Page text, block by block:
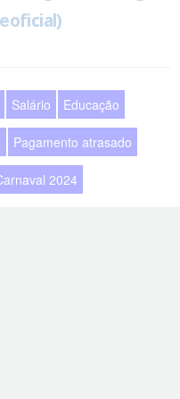
Salário Educação
Pagamento atrasado
2024